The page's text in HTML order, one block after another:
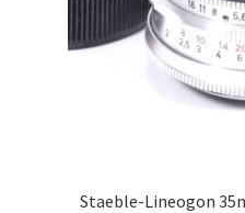
Staeble-Lineogon